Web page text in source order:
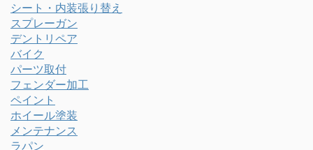
シート・内装張り替え
スプレーガン
デントリペア
バイク
パーツ取付
フェンダー加工
ペイント
ホイール塗装
メンテナンス
ラパン